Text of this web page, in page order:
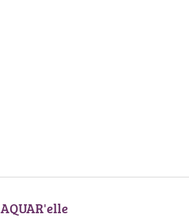
AQUAR'elle